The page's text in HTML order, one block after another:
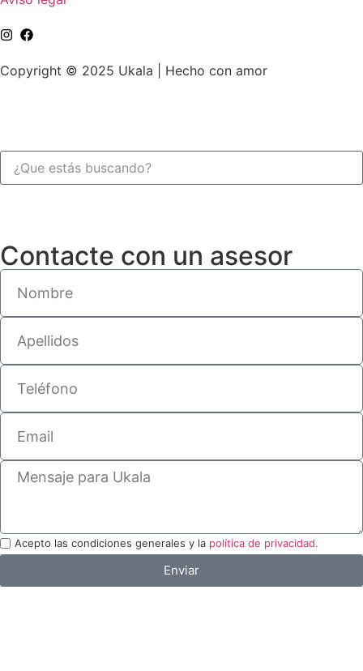
Copyright © 2025 Ukala | Hecho con amor
Contacte con un asesor
Acepto las condiciones generales y la política de privacidad.
Enviar